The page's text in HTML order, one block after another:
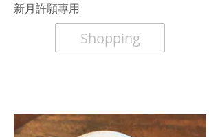
​新月許願專用
Shopping